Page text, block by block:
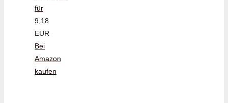
für
9,18
EUR
Bei
Amazon
kaufen